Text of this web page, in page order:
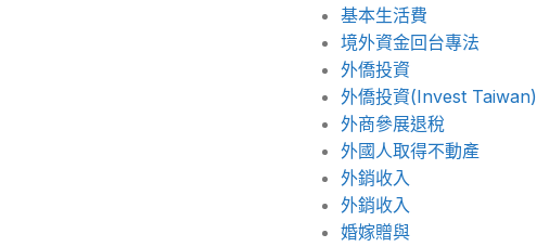
基本生活費
境外資金回台專法
外僑投資
外僑投資(Invest Taiwan)
外商參展退稅
外國人取得不動產
外銷收入
外銷收入
婚嫁贈與